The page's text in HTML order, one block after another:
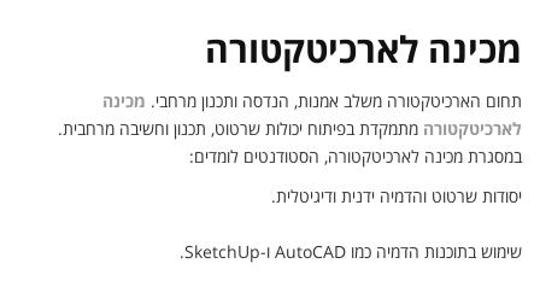
מכינה לארכיטקטורה
תחום הארכיטקטורה משלב אמנות, הנדסה ותכנון מרחבי. מכינה
לארכיטקטורה מתמקדת בפיתוח יכולות שרטוט, תכנון וחשיבה מרחבית.
במסגרת מכינה לארכיטקטורה, הסטודנטים לומדים:
יסודות שרטוט והדמיה ידנית ודיגיטלית.
שימוש בתוכנות הדמיה כמו AutoCAD ו-SketchUp.